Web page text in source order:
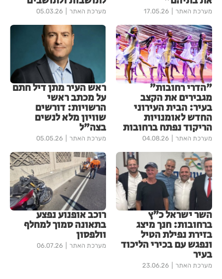
מערכת האתר 17.05.26 מערכת האתר 05.03.26
"הדרי רחובות"
מגבירים את הקצב
בעיר: הבית העירוני
החדש לאומנויות
הריקוד נפתח ברחובות
מערכת האתר 04.08.26
ראש העיר מתן דיל חתם
על מכתב ראשי
הרשויות: דורשים
שוויון מלא לנשים
בצה"ל
מערכת האתר 05.05.26
השר ישראל כ״ץ
ברחובות: חנך מיצג
בזירת נפילת הטיל
ונפגש עם בכירי הליכוד
בעיר
מערכת האתר 23.06.26
רוכב אופנוע נפצע
בתאונה סמוך למחלף
וולפסון
מערכת האתר 06.07.26